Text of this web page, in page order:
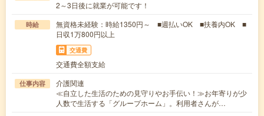
2～3日後に就業が可能です！
時給
無資格未経験：時給1350円～ ■週払いOK ■扶養内OK ■
日収1万800円以上
交通費
交通費全額支給
仕事内容
介護関連
≪自立した生活のための見守りやお手伝い！≫お年寄りが少
人数で生活する「グループホーム」。利用者さんが…